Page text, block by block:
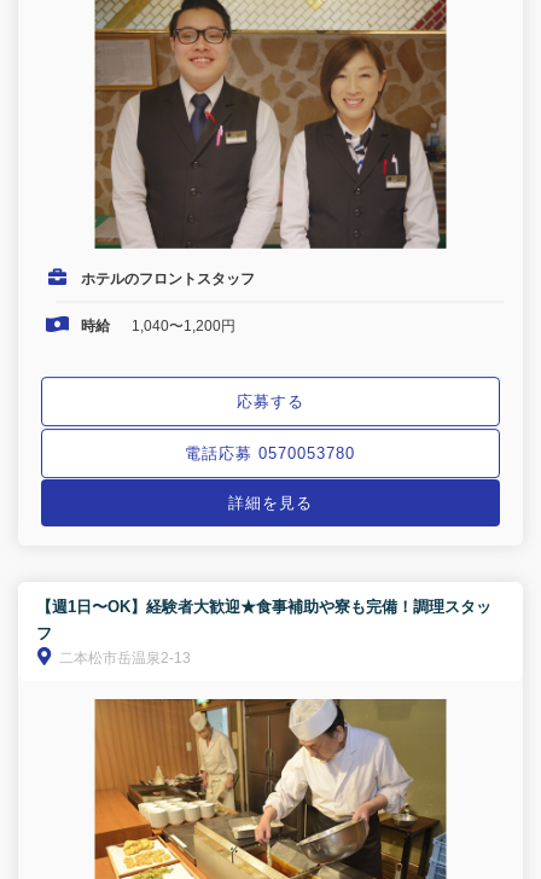
ホテルのフロントスタッフ
時給 1,040〜1,200円
応募する
電話応募 0570053780
詳細を見る
【週1日〜OK】経験者大歓迎★食事補助や寮も完備！調理スタッ
フ
二本松市岳温泉2-13